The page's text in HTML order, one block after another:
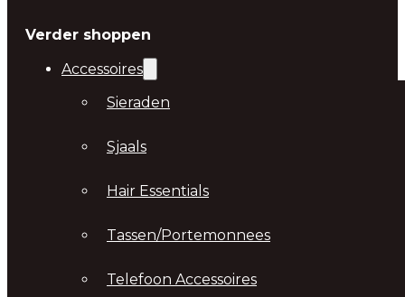
Verder shoppen
Accessoires
Sieraden
Sjaals
Hair Essentials
Tassen/Portemonnees
Telefoon Accessoires